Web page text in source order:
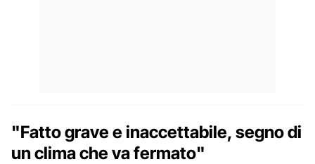
"Fatto grave e inaccettabile, segno di
un clima che va fermato"